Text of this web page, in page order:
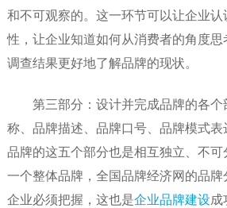
和不可观察的。这一环节可以让企业
性，让企业知道如何从消费者的角度
调查结果更好地了解品牌的现状。
第三部分：设计并完成品牌的各个
称、品牌描述、品牌口号、品牌模式
品牌的这五个部分也是相互独立、不
一个整体品牌，全国品牌经济网的品
企业必须把握，这也是企业品牌建设成